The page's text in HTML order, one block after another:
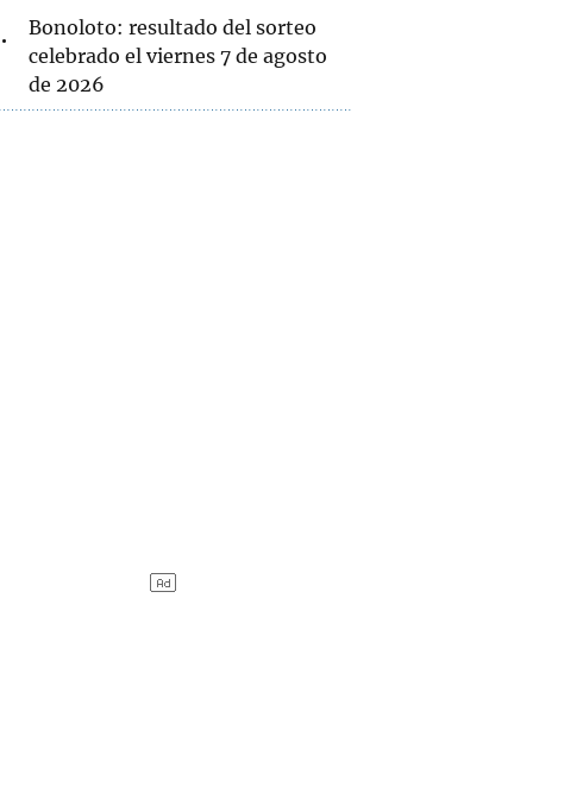
Bonoloto: resultado del sorteo
celebrado el viernes 7 de agosto
de 2026